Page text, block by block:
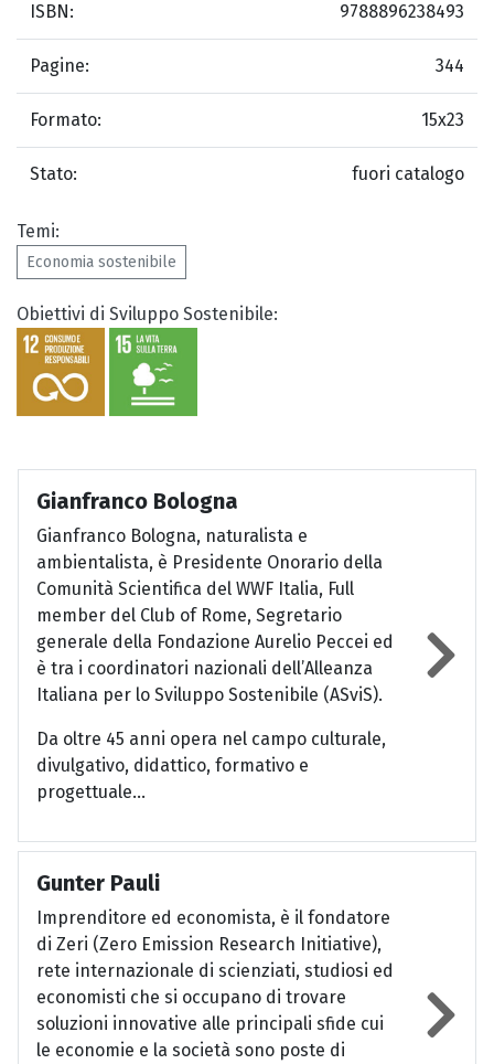
ISBN: 9788896238493
Pagine: 344
Formato: 15x23
Stato: fuori catalogo
Temi:
Economia sostenibile
Obiettivi di Sviluppo Sostenibile:
Gianfranco Bologna
Gianfranco Bologna, naturalista e
ambientalista, è Presidente Onorario della
Comunità Scientifica del WWF Italia, Full
member del Club of Rome, Segretario
generale della Fondazione Aurelio Peccei ed
è tra i coordinatori nazionali dell’Alleanza
Italiana per lo Sviluppo Sostenibile (ASviS).
Da oltre 45 anni opera nel campo culturale,
divulgativo, didattico, formativo e
progettuale...
Gunter Pauli
Imprenditore ed economista, è il fondatore
di Zeri (Zero Emission Research Initiative),
rete internazionale di scienziati, studiosi ed
economisti che si occupano di trovare
soluzioni innovative alle principali sfide cui
le economie e la società sono poste di